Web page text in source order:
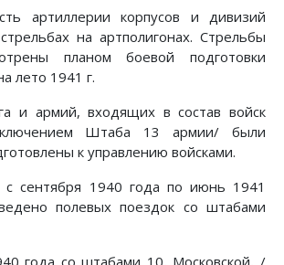
артиллерии корпусов и дивизий
на артполигонах. Стрельбы
планом боевой подготовки
лето 1941 г.
и армий, входящих в состав войск
Штаба 13 армии/ были
к управлению войсками.
сентября 1940 года по июнь 1941
полевых поездок со штабами